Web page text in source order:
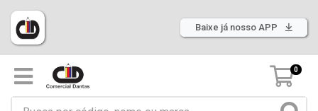
Baixe já nosso APP
0